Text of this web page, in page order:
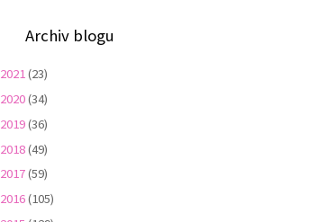
Archiv blogu
2021 (23)
2020(34)
2019(36)
2018(49)
2017(59)
2016(105)